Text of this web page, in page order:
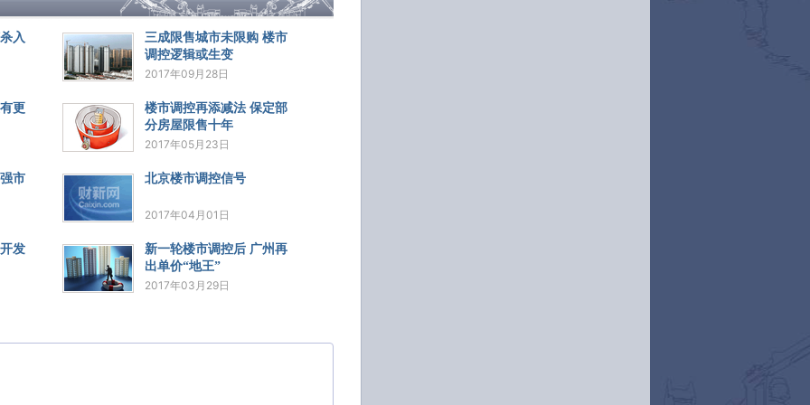
入
三成限售城市未限购 楼市
调控逻辑或生变
2017年09月28日
更
楼市调控再添减法 保定部
分房屋限售十年
2017年05月23日
市 北京楼市调控信号
2017年04月01日
发
新一轮楼市调控后 广州再
出单价“地王”
2017年03月29日